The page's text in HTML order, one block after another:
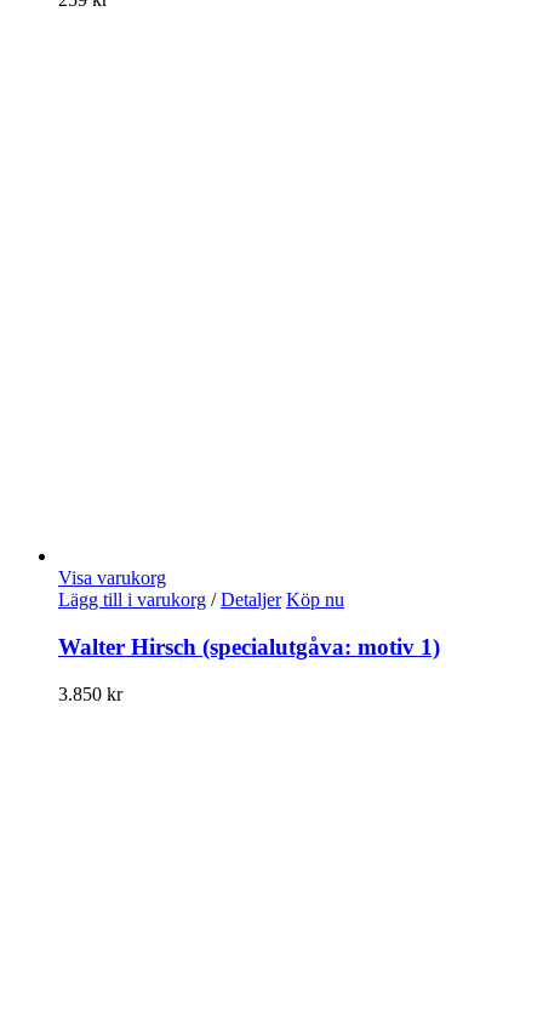
Visa varukorg
Lägg till i varukorg / Detaljer Köp nu
Walter Hirsch (specialutgåva: motiv 1)
3.850 kr